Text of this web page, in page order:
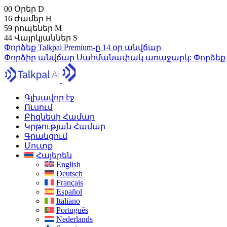
00 Օրեր D
16 Ժամեր H
59 րոպեներ M
43 Վայրկյաններ S
Փորձեք Talkpal Premium-ը 14 օր անվճար
Փորձիր անվճար Սահմանափակ առաջարկ:
Գլխավոր էջ
Ուսում
Բիզնեսի Համար
Կրթության Համար
Գրանցում
Մուտք
Հայերեն
English
Deutsch
Français
Español
Italiano
Português
Nederlands